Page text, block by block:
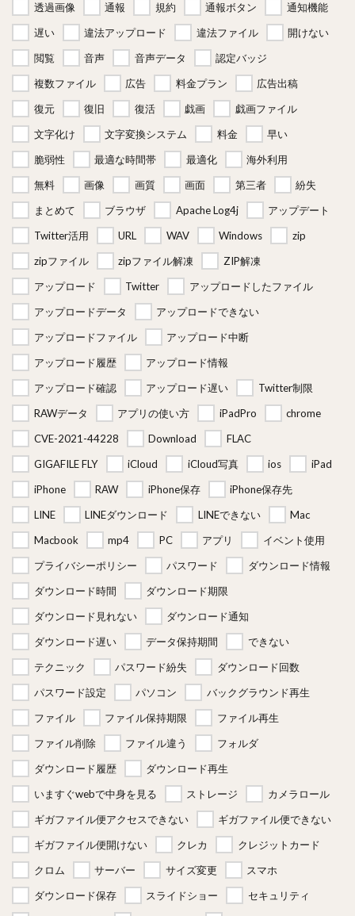
透過画像
通報 規約 通報ボタン
通知機能
遅い
違法アップロード 違法ファイル
開けない
閲覧
音声 音声データ
認定バッジ
複数ファイル
広告 料金プラン
広告出稿
復元
復旧 復活 戯画
戯画ファイル
文字化け
文字変換システム 料金
早い
脆弱性
最適な時間帯 最適化
海外利用
無料
画像 画質 画面 第三者
紛失
まとめて
ブラウザ Apache Log4j
アップデート
Twitter活用
URL WAV Windows
zip
zipファイル
zipファイル解凍
ZIP解凍
アップロード
Twitter
アップロードしたファイル
アップロードデータ
アップロードできない
アップロードファイル
アップロード中断
アップロード履歴
アップロード情報
アップロード確認
アップロード遅い
Twitter制限
RAWデータ
アプリの使い方 iPadPro
chrome
CVE-2021-44228
Download
FLAC
GIGAFILE FLY
iCloud iCloud写真 ios
iPad
iPhone
RAW iPhone保存
iPhone保存先
LINE
LINEダウンロード LINEできない
Mac
Macbook
mp4 PC アプリ
イベント使用
プライバシーポリシー
パスワード
ダウンロード情報
ダウンロード時間
ダウンロード期限
ダウンロード見れない
ダウンロード通知
ダウンロード遅い
データ保持期間
できない
テクニック
パスワード紛失
ダウンロード回数
パスワード設定
パソコン
バックグラウンド再生
ファイル
ファイル保持期限
ファイル再生
ファイル削除
ファイル違う
フォルダ
ダウンロード履歴
ダウンロード再生
いますぐwebで中身を見る
ストレージ
カメラロール
ギガファイル便アクセスできない
ギガファイル便できない
ギガファイル便開けない
クレカ
クレジットカード
クロム
サーバー サイズ変更
スマホ
ダウンロード保存
スライドショー
セキュリティ